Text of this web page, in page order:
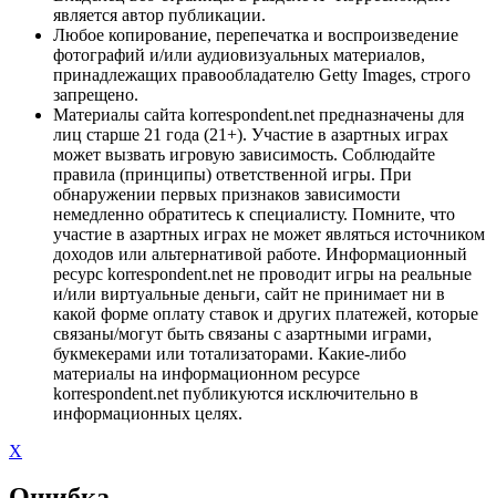
является автор публикации.
Любое копирование, перепечатка и воспроизведение
фотографий и/или аудиовизуальных материалов,
принадлежащих правообладателю Getty Images, строго
запрещено.
Материалы сайта korrespondent.net предназначены для
лиц старше 21 года (21+). Участие в азартных играх
может вызвать игровую зависимость. Соблюдайте
правила (принципы) ответственной игры. При
обнаружении первых признаков зависимости
немедленно обратитесь к специалисту. Помните, что
участие в азартных играх не может являться источником
доходов или альтернативой работе. Информационный
ресурс korrespondent.net не проводит игры на реальные
и/или виртуальные деньги, сайт не принимает ни в
какой форме оплату ставок и других платежей, которые
связаны/могут быть связаны с азартными играми,
букмекерами или тотализаторами. Какие-либо
материалы на информационном ресурсе
korrespondent.net публикуются исключительно в
информационных целях.
X